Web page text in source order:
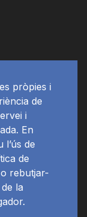
pròpies i
de
i
En
de
de
rebutjar-
la